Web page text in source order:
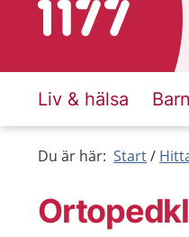
Till startsidan för 1177
Liv & hälsa
Du är här: Start